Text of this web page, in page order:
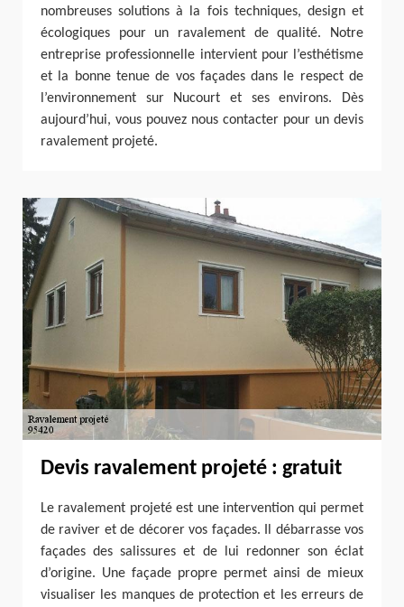
nombreuses solutions à la fois techniques, design et
écologiques pour un ravalement de qualité. Notre
entreprise professionnelle intervient pour l’esthétisme
et la bonne tenue de vos façades dans le respect de
l’environnement sur Nucourt et ses environs. Dès
aujourd’hui, vous pouvez nous contacter pour un devis
ravalement projeté.
Devis ravalement projeté : gratuit
Le ravalement projeté est une intervention qui permet
de raviver et de décorer vos façades. Il débarrasse vos
façades des salissures et de lui redonner son éclat
d’origine. Une façade propre permet ainsi de mieux
visualiser les manques de protection et les erreurs de